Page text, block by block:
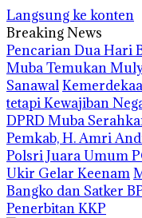
Langsung ke konten
Breaking News
Pencarian Dua Hari
Muba Temukan
Sanawal
tetapi Kewajiban
DPRD Muba
Pemkab, H. Amri
Polsri Juara Umum
Ukir Gelar Keenam
Bangko dan Satker
Penerbitan KKP